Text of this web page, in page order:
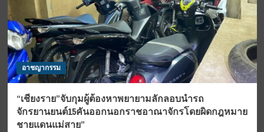
อาชญากรรม
“เชียงราย”จับกุมผู้ต้องหาพยายามลักลอบนำรถ
จักรยานยนต์15คันออกนอกราชอาณาจักรโดยผิดกฎหมาย
ชายแดนแม่สาย”